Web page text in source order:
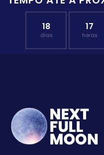
18
dias
17
horas